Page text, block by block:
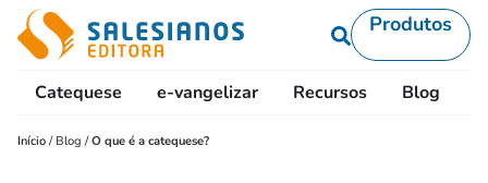
Produtos
Catequese e-vangelizar Recursos Blog
Início / Blog /O que é a catequese?